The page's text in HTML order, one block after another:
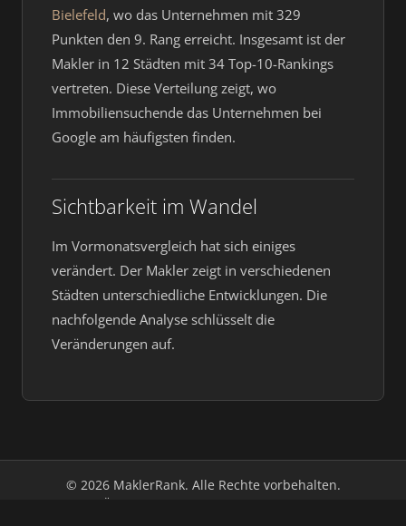
Bielefeld, wo das Unternehmen mit 329
Punkten den 9. Rang erreicht. Insgesamt ist der
Makler in 12 Städten mit 34 Top-10-Rankings
vertreten. Diese Verteilung zeigt, wo
Immobiliensuchende das Unternehmen bei
Google am häufigsten finden.
Sichtbarkeit im Wandel
Im Vormonatsvergleich hat sich einiges
verändert. Der Makler zeigt in verschiedenen
Städten unterschiedliche Entwicklungen. Die
nachfolgende Analyse schlüsselt die
Veränderungen auf.
© 2026 MaklerRank. Alle Rechte vorbehalten.
Über uns